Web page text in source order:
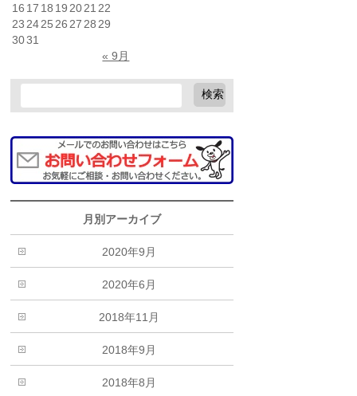
16 17 18 19 2021 22
23 2425 26 27 28 29
3031
« 9月
月別アーカイブ
2020年9月
2020年6月
2018年11月
2018年9月
2018年8月